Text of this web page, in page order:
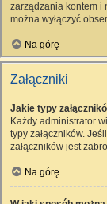
zarządzania kontem i
można wyłączyć
Na górę
Załączniki
Jakie typy
Każdy administrator
typy załączników.
załączników jest
Na górę